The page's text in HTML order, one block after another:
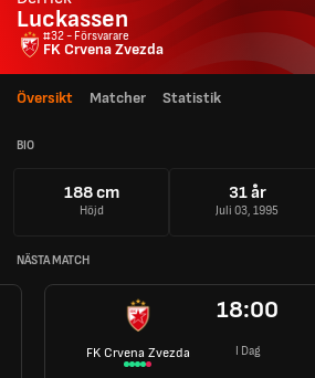
Luckassen
#32 - Försvarare
FK Crvena Zvezda
Översikt Matcher Statistik
BIO
188 cm
Höjd
31 år
Juli 03, 1995
NÄSTA MATCH
FK Crvena Zvezda
18:00
I Dag